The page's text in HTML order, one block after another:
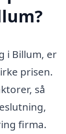
i Billum, er
prisen.
så
firma.